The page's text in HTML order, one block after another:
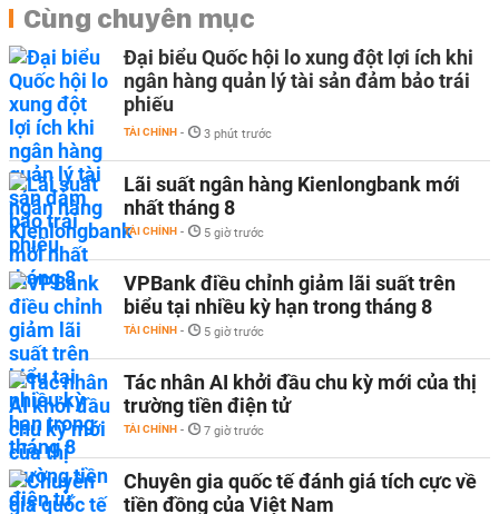
Cùng chuyên mục
Đại biểu Quốc hội lo xung đột lợi ích khi
ngân hàng quản lý tài sản đảm bảo trái
phiếu
TÀI CHÍNH - 3 phút trước
Lãi suất ngân hàng Kienlongbank mới
nhất tháng 8
TÀI CHÍNH - 5 giờ trước
VPBank điều chỉnh giảm lãi suất trên
biểu tại nhiều kỳ hạn trong tháng 8
TÀI CHÍNH - 5 giờ trước
Tác nhân AI khởi đầu chu kỳ mới của thị
trường tiền điện tử
TÀI CHÍNH - 7 giờ trước
Chuyên gia quốc tế đánh giá tích cực về
tiền đồng của Việt Nam